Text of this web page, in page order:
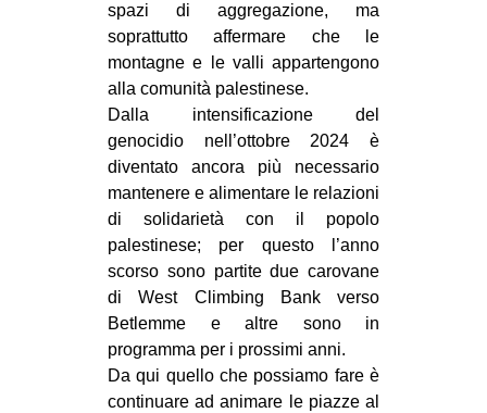
AMERICHE
ESTREMO ORIENTE
EUROPA
MEDIO ORIENTE
MONDO
EVENTI
in
Fb
tw
bsky
spazi di aggregazione, ma
soprattutto affermare che le
montagne e le valli appartengono
alla comunità palestinese.
Dalla intensificazione del
genocidio nell’ottobre 2024 è
diventato ancora più necessario
mantenere e alimentare le relazioni
di solidarietà con il popolo
palestinese; per questo l’anno
scorso sono partite due carovane
di West Climbing Bank verso
Betlemme e altre sono in
programma per i prossimi anni.
Da qui quello che possiamo fare è
continuare ad animare le piazze al